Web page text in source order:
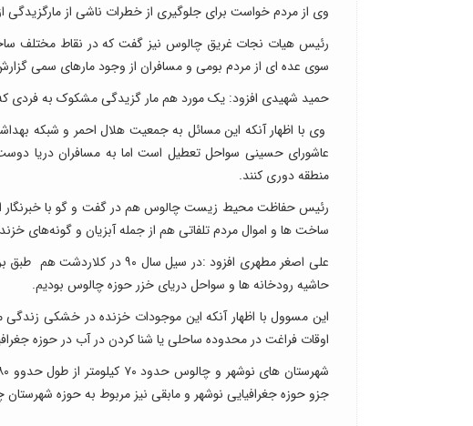
وی از مردم خواست برای جلوگیری از خطرات ناشی از مارگزیدگی
رئیس هیات نجات غریق چالوس نیز گفت که در نقاط مختلف
سوی عده ای از مردم بومی و مسافران از وجود مارهای سمی
حمید شهیدی افزود: یک مورد هم مار گزیدگی مشکوک به فردی که
وی با اظهار آنکه این مسائل به جمعیت هلال احمر و شبکه
عاشورای حسینی سواحل تعطیل است اما به مسافران دریا
منطقه دوری کنند.
رئیس حفاظت محیط زیست چالوس هم در گفت و گو با خبرنگار
ساخت ها و اموال مردم تلفاتی هم از جمله آبزیان و گونه‌های
علی اصغر مطهری افزود :در سیل
حاشیه رودخانه ها و سواحل دریای خزر حوزه چالوس بودیم.
این مسوول با اظهار آنکه این موجودات خزنده در خشکی
اوقات فراغت در محدوده ساحلی یا شنا کردن در آب در حوزه
جزو حوزه جغرافیایی نوشهر و مابقی نیز مربوط به حوزه